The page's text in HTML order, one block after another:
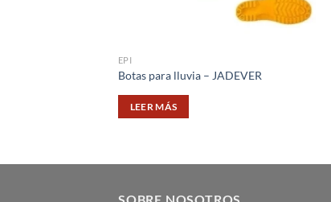
EPI
Botas para lluvia – JADEVER
LEER MÁS
SOBRE NOSOTROS